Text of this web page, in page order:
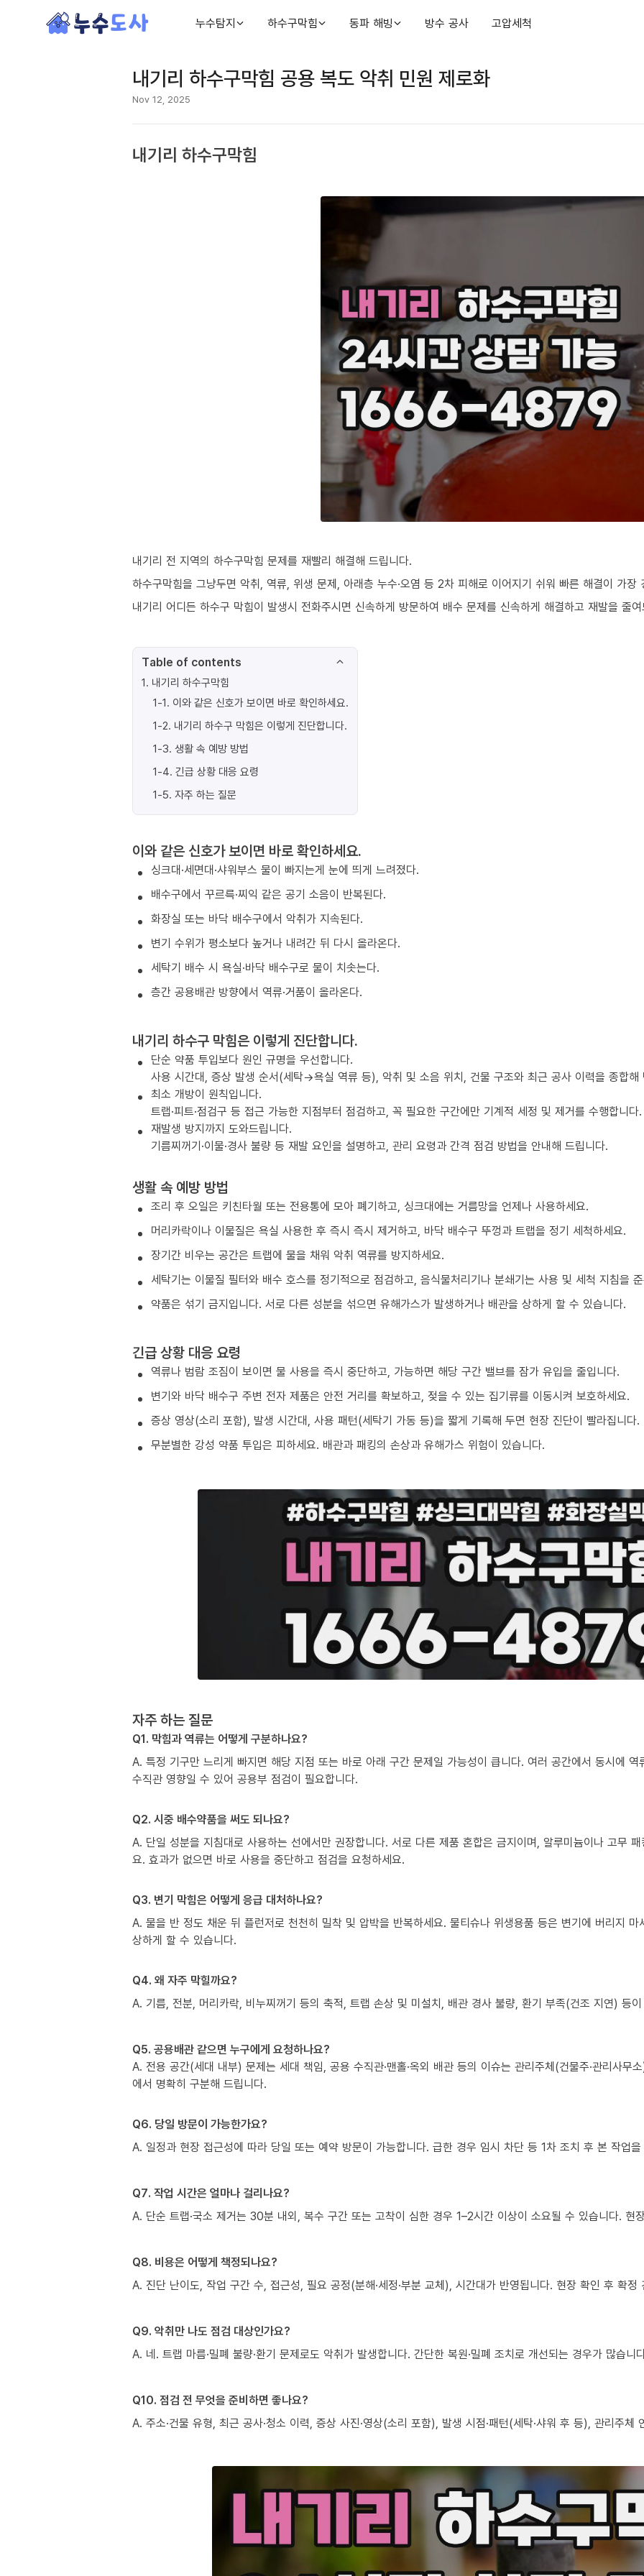
누수탐지 하수구막힘 동파 해빙 방수 공사 고압세척
내기리 하수구막힘 공용 복도 악취 민원 제로화
Nov 12, 2025
내기리 하수구막힘
내기리 전 지역의 하수구막힘 문제를 재빨리 해결해 드립니다.
하수구막힘을 그냥두면 악취, 역류, 위생 문제, 아래층 누수·오염 등 2차 피해로 이어지기 쉬워 빠른 해결이 가장
내기리 어디든 하수구 막힘이 발생시 전화주시면 신속하게 방문하여 배수 문제를 신속하게 해결하고 재발을 줄
Table of contents
1. 내기리 하수구막힘
1-1. 이와 같은 신호가 보이면 바로 확인하세요.
1-2. 내기리 하수구 막힘은 이렇게 진단합니다.
1-3. 생활 속 예방 방법
1-4. 긴급 상황 대응 요령
1-5. 자주 하는 질문
이와 같은 신호가 보이면 바로 확인하세요.
싱크대·세면대·샤워부스 물이 빠지는게 눈에 띄게 느려졌다.
배수구에서 꾸르륵·찌익 같은 공기 소음이 반복된다.
화장실 또는 바닥 배수구에서 악취가 지속된다.
변기 수위가 평소보다 높거나 내려간 뒤 다시 올라온다.
세탁기 배수 시 욕실·바닥 배수구로 물이 치솟는다.
층간 공용배관 방향에서 역류·거품이 올라온다.
내기리 하수구 막힘은 이렇게 진단합니다.
단순 약품 투입보다 원인 규명을 우선합니다.
사용 시간대, 증상 발생 순서(세탁→욕실 역류 등), 악취 및 소음 위치, 건물 구조와 최근 공사 이력을 종합해
최소 개방이 원칙입니다.
트랩·피트·점검구 등 접근 가능한 지점부터 점검하고, 꼭 필요한 구간에만 기계적 세정 및 제거를 수행합니다.
재발생 방지까지 도와드립니다.
기름찌꺼기·이물·경사 불량 등 재발 요인을 설명하고, 관리 요령과 간격 점검 방법을 안내해 드립니다.
생활 속 예방 방법
조리 후 오일은 키친타월 또는 전용통에 모아 폐기하고, 싱크대에는 거름망을 언제나 사용하세요.
머리카락이나 이물질은 욕실 사용한 후 즉시 즉시 제거하고, 바닥 배수구 뚜껑과 트랩을 정기 세척하세요.
장기간 비우는 공간은 트랩에 물을 채워 악취 역류를 방지하세요.
세탁기는 이물질 필터와 배수 호스를 정기적으로 점검하고, 음식물처리기나 분쇄기는 사용 및 세척 지침을
약품은 섞기 금지입니다. 서로 다른 성분을 섞으면 유해가스가 발생하거나 배관을 상하게 할 수 있습니다.
긴급 상황 대응 요령
역류나 범람 조짐이 보이면 물 사용을 즉시 중단하고, 가능하면 해당 구간 밸브를 잠가 유입을 줄입니다.
변기와 바닥 배수구 주변 전자 제품은 안전 거리를 확보하고, 젖을 수 있는 집기류를 이동시켜 보호하세요.
증상 영상(소리 포함), 발생 시간대, 사용 패턴(세탁기 가동 등)을 짧게 기록해 두면 현장 진단이 빨라집니다.
무분별한 강성 약품 투입은 피하세요. 배관과 패킹의 손상과 유해가스 위험이 있습니다.
자주 하는 질문
Q1. 막힘과 역류는 어떻게 구분하나요?
A. 특정 기구만 느리게 빠지면 해당 지점 또는 바로 아래 구간 문제일 가능성이 큽니다. 여러 공간에서 동시에
수직관 영향일 수 있어 공용부 점검이 필요합니다.
Q2. 시중 배수약품을 써도 되나요?
A. 단일 성분을 지침대로 사용하는 선에서만 권장합니다. 서로 다른 제품 혼합은 금지이며, 알루미늄이나 고무
요. 효과가 없으면 바로 사용을 중단하고 점검을 요청하세요.
Q3. 변기 막힘은 어떻게 응급 대처하나요?
A. 물을 반 정도 채운 뒤 플런저로 천천히 밀착 및 압박을 반복하세요. 물티슈나 위생용품 등은 변기에 버리지
상하게 할 수 있습니다.
Q4. 왜 자주 막힐까요?
A. 기름, 전분, 머리카락, 비누찌꺼기 등의 축적, 트랩 손상 및 미설치, 배관 경사 불량, 환기 부족(건조 지연) 등
Q5. 공용배관 같으면 누구에게 요청하나요?
A. 전용 공간(세대 내부) 문제는 세대 책임, 공용 수직관·맨홀·옥외 배관 등의 이슈는 관리주체(건물주·관리사무
에서 명확히 구분해 드립니다.
Q6. 당일 방문이 가능한가요?
A. 일정과 현장 접근성에 따라 당일 또는 예약 방문이 가능합니다. 급한 경우 임시 차단 등 1차 조치 후 본 작업을
Q7. 작업 시간은 얼마나 걸리나요?
A. 단순 트랩·국소 제거는 30분 내외, 복수 구간 또는 고착이 심한 경우 1–2시간 이상이 소요될 수 있습니다. 현
Q8. 비용은 어떻게 책정되나요?
A. 진단 난이도, 작업 구간 수, 접근성, 필요 공정(분해·세정·부분 교체), 시간대가 반영됩니다. 현장 확인 후 확정
Q9. 악취만 나도 점검 대상인가요?
A. 네. 트랩 마름·밀폐 불량·환기 문제로도 악취가 발생합니다. 간단한 복원·밀폐 조치로 개선되는 경우가 많습니
Q10. 점검 전 무엇을 준비하면 좋나요?
A. 주소·건물 유형, 최근 공사·청소 이력, 증상 사진·영상(소리 포함), 발생 시점·패턴(세탁·샤워 후 등), 관리주체